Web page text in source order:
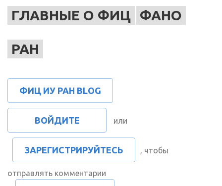
ГЛАВНЫЕ О ФИЦ ФАНО
РАН
ФИЦ ИУ РАН BLOG
ВОЙДИТЕ или
ЗАРЕГИСТРИРУЙТЕСЬ , чтобы
отправлять комментарии